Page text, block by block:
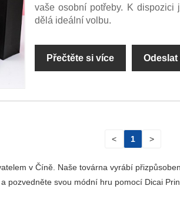
vaše osobní potřeby. K dispozici
dělá ideální volbu.
Přečtěte si více Odeslat
< 1 >
v Číně. Naše továrna vyrábí
pozvedněte svou módní hru pomocí Dicai